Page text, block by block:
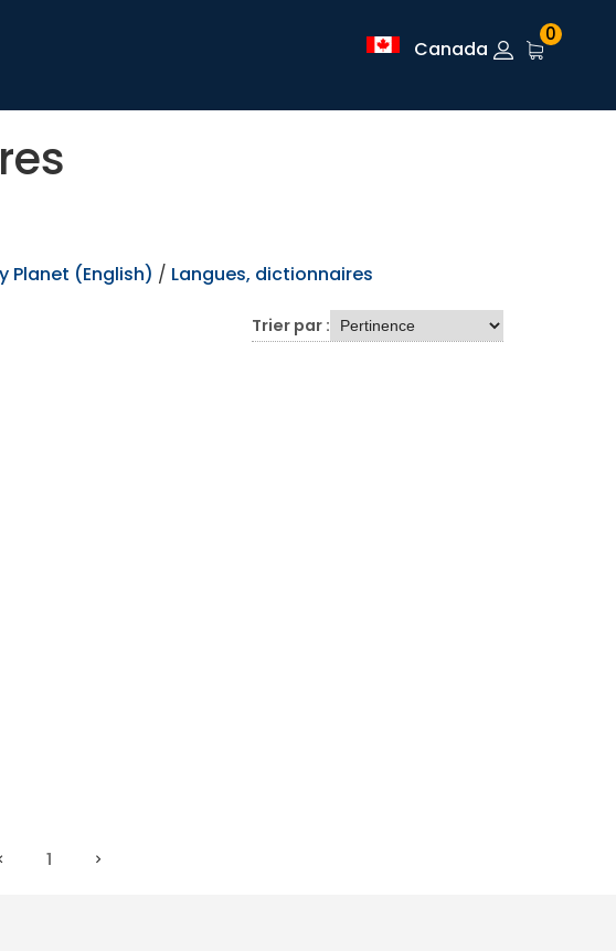
Canada
0
Planet (English) / Langues, dictionnaires
Trier par :
1